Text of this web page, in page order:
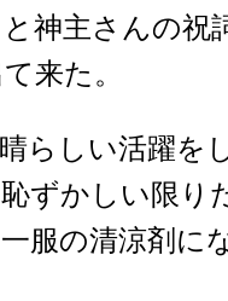
神主さんの祝
来た。
らしい活躍を
ずかしい限り
服の清涼剤に